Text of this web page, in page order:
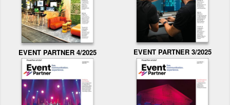
EVENT PARTNER 4/2025 EVENT PARTNER 3/2025